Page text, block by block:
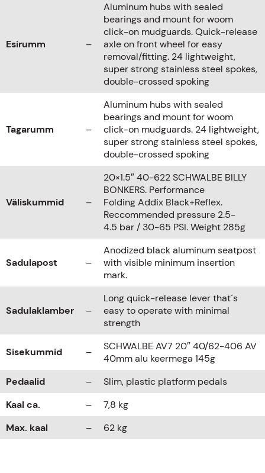
Esirumm –
Aluminum hubs with sealed
bearings and mount for woom
click-on mudguards. Quick-release
axle on front wheel for easy
removal/fitting. 24 lightweight,
super strong stainless steel spokes,
double-crossed spoking
Tagarumm –
Aluminum hubs with sealed
bearings and mount for woom
click-on mudguards. 24 lightweight,
super strong stainless steel spokes,
double-crossed spoking
Väliskummid –
20×1.5″ 40-622 SCHWALBE BILLY
BONKERS. Performance
Folding Addix Black+Reflex.
Reccommended pressure 2.5-
4.5 bar / 30-65 PSI. Weight 285g
Sadulapost –
Anodized black aluminum seatpost
with visible minimum insertion
mark.
Sadulaklamber –
Long quick-release lever that´s
easy to operate with minimal
strength
Sisekummid –
SCHWALBE AV7 20″ 40/62-406 AV
40mm alu keermega 145g
Pedaalid
–
Slim, plastic platform pedals
Kaal ca.
–
7,8 kg
Max. kaal
– 62 kg